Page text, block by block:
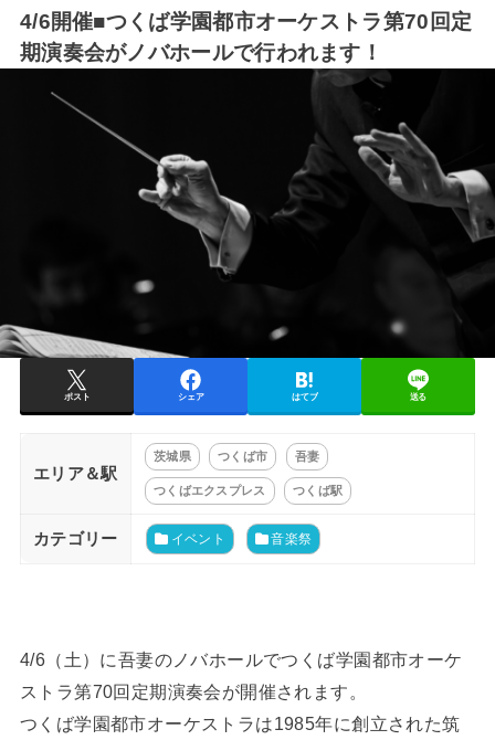
4/6開催■つくば学園都市オーケストラ第70回定
期演奏会がノバホールで行われます！
ポスト シェア はてブ 送る
エリア＆駅
茨城県 つくば市 吾妻
つくばエクスプレス つくば駅
カテゴリー イベント 音楽祭
4/6（土）に吾妻のノバホールでつくば学園都市オーケ
ストラ第70回定期演奏会が開催されます。
つくば学園都市オーケストラは1985年に創立された筑